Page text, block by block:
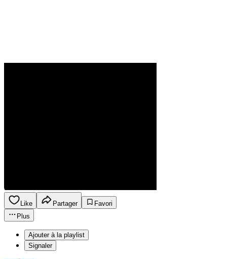
Like Partager
Favori
Plus
Ajouter à la playlist
Signaler